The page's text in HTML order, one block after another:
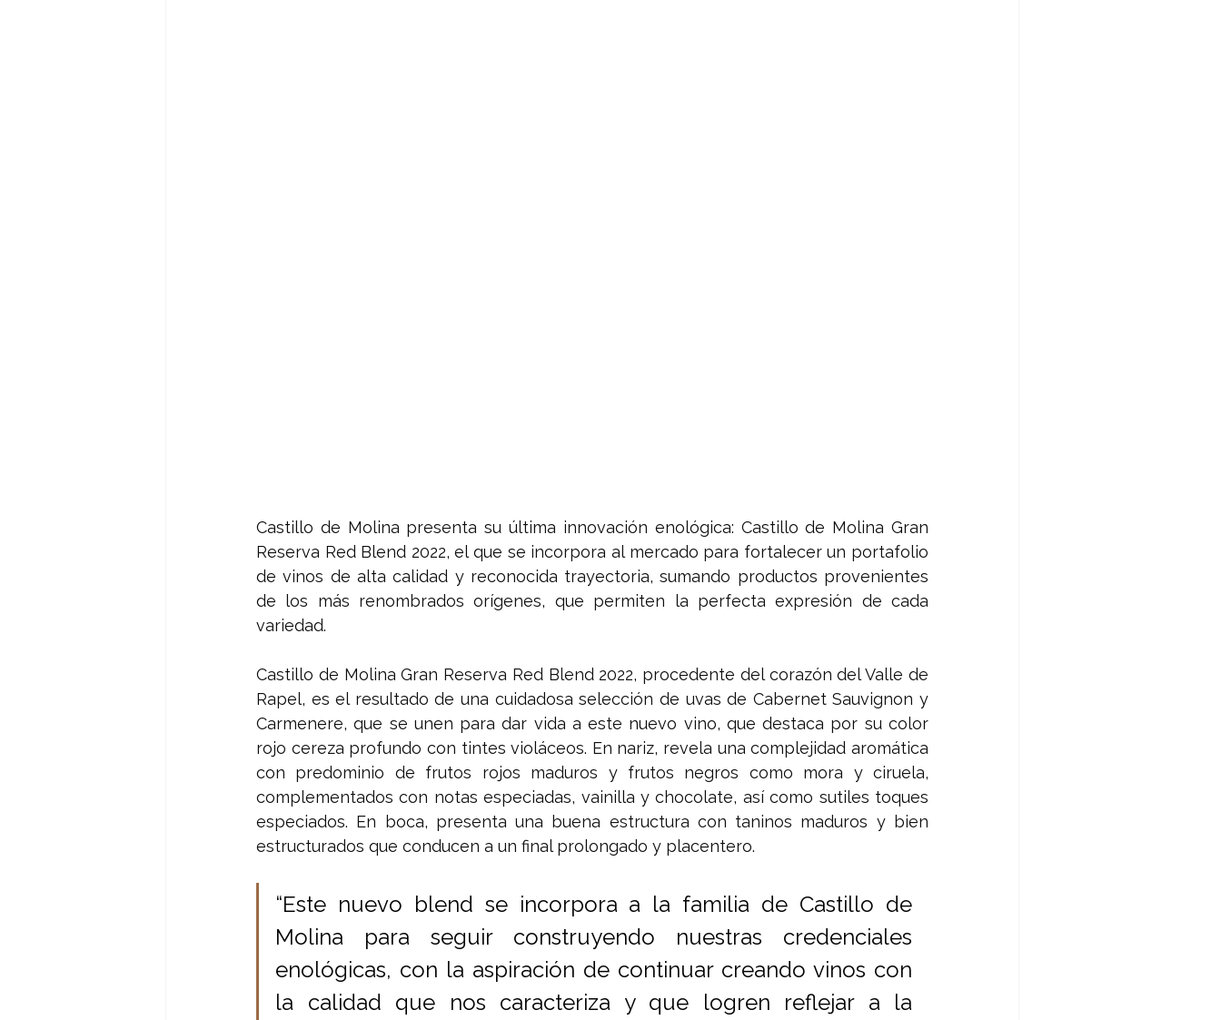
Castillo de Molina presenta su última innovación enológica: Castillo de Molina Gran
Reserva Red Blend 2022, el que se incorpora al mercado para fortalecer un portafolio
de vinos de alta calidad y reconocida trayectoria, sumando productos provenientes
de los más renombrados orígenes, que permiten la perfecta expresión de cada
variedad.
Castillo de Molina Gran Reserva Red Blend 2022, procedente del corazón del Valle de
Rapel, es el resultado de una cuidadosa selección de uvas de Cabernet Sauvignon y
Carmenere, que se unen para dar vida a este nuevo vino, que destaca por su color
rojo cereza profundo con tintes violáceos. En nariz, revela una complejidad aromática
con predominio de frutos rojos maduros y frutos negros como mora y ciruela,
complementados con notas especiadas, vainilla y chocolate, así como sutiles toques
especiados. En boca, presenta una buena estructura con taninos maduros y bien
estructurados que conducen a un final prolongado y placentero.
“Este nuevo blend se incorpora a la familia de Castillo de
Molina para seguir construyendo nuestras credenciales
enológicas, con la aspiración de continuar creando vinos con
la calidad que nos caracteriza y que logren reflejar a la